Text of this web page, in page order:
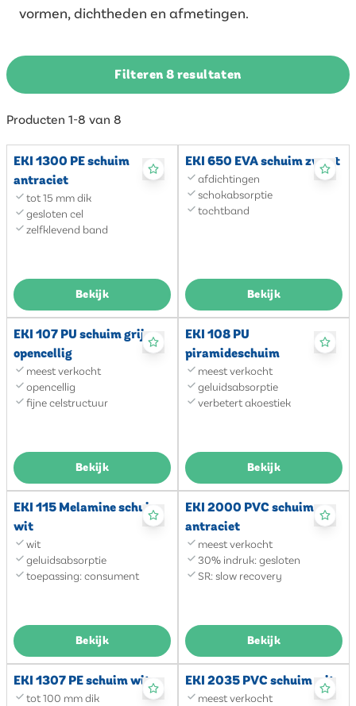
vormen, dichtheden en afmetingen.
Filteren 8 resultaten
Producten 1-8 van 8
EKI 1300 PE schuim
antraciet
tot 15 mm dik
gesloten cel
zelfklevend band
Bekijk
EKI 650 EVA schuim zwart
afdichtingen
schokabsorptie
tochtband
Bekijk
EKI 107 PU schuim grijs,
opencellig
meest verkocht
opencellig
fijne celstructuur
Bekijk
EKI 108 PU
piramideschuim
meest verkocht
geluidsabsorptie
verbetert akoestiek
Bekijk
EKI 115 Melamine schuim
wit
wit
geluidsabsorptie
toepassing: consument
Bekijk
EKI 2000 PVC schuim
antraciet
meest verkocht
30% indruk: gesloten
SR: slow recovery
Bekijk
EKI 1307 PE schuim wit
tot 100 mm dik
EKI 2035 PVC schuim wit
meest verkocht